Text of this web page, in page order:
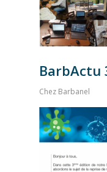
BarbActu
Chez Barbanel